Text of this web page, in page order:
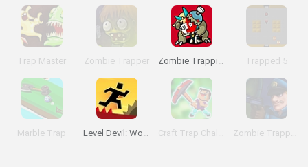
Trap Master Zombie Trapper Zombie Trapping Trapped 5
Marble Trap Level Devil: World of Traps Craft Trap Challenge Zombie Trapper 2